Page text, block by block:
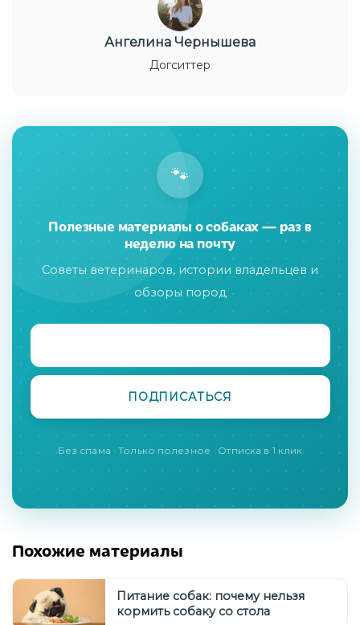
Ангелина Чернышева
Догситтер
🐾
Полезные материалы о собаках — раз в
неделю на почту
Советы ветеринаров, истории владельцев и
обзоры пород
Без спама · Только полезное · Отписка в 1 клик
Похожие материалы
Питание собак: почему нельзя
кормить собаку со стола